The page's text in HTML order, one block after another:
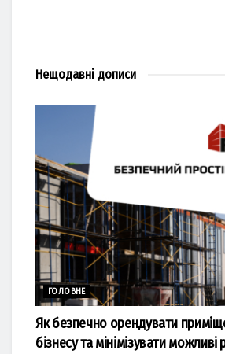
Нещодавні дописи
ГОЛОВНЕ
Як безпечно орендувати
бізнесу та мінімізувати можливі